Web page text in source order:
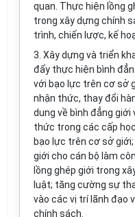
quan. Thực hiện lồng
trong xây dựng chính
trình, chiến lược, kế
3. Xây dựng và triển
đẩy thực hiện bình
với bạo lực trên cơ sở
nhận thức, thay đổi
dung về bình đẳng giới
thức trong các cấp
bạo lực trên cơ sở
giới cho cán bộ làm
lồng ghép giới trong
luật; tăng cường sự
vào các vị trí lãnh đạo
chính sách.